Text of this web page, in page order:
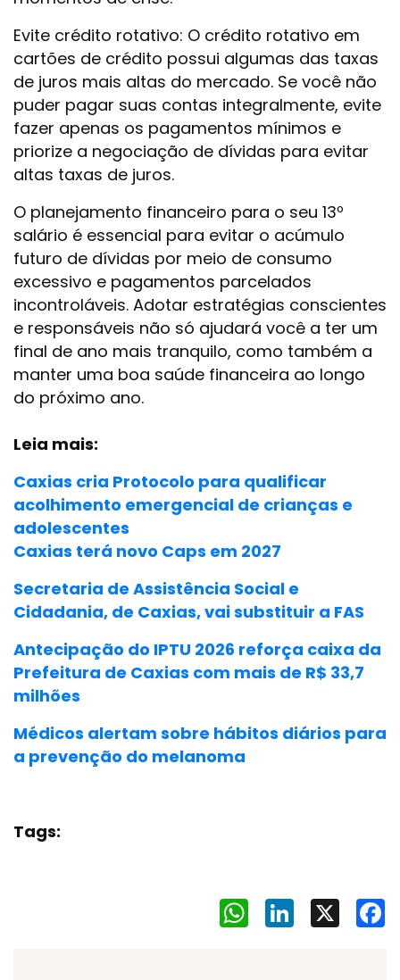
Evite crédito rotativo: O crédito rotativo em
cartões de crédito possui algumas das taxas
de juros mais altas do mercado. Se você não
puder pagar suas contas integralmente, evite
fazer apenas os pagamentos mínimos e
priorize a negociação de dívidas para evitar
altas taxas de juros.
O planejamento financeiro para o seu 13º
salário é essencial para evitar o acúmulo
futuro de dívidas por meio de consumo
excessivo e pagamentos parcelados
incontroláveis. Adotar estratégias conscientes
e responsáveis não só ajudará você a ter um
final de ano mais tranquilo, como também a
manter uma boa saúde financeira ao longo
do próximo ano.
Leia mais:
Caxias cria Protocolo para qualificar
acolhimento emergencial de crianças e
adolescentes
Caxias terá novo Caps em 2027
Secretaria de Assistência Social e
Cidadania, de Caxias, vai substituir a FAS
Antecipação do IPTU 2026 reforça caixa da
Prefeitura de Caxias com mais de R$ 33,7
milhões
Médicos alertam sobre hábitos diários para
a prevenção do melanoma
Tags:
LinkedIn
WhatsApp